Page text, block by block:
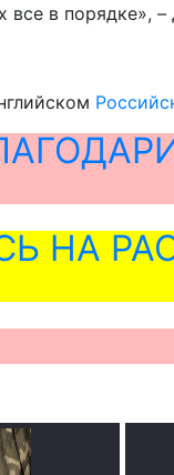
в порядке», –
НА